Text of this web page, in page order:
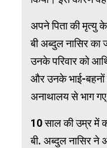
अपने पिता की मृत्यु
बी अब्दुल नासिर
उनके परिवार को
और उनके भाई-बहनों
अनाथालय से भाग
10 साल की उम्र में
बी. अब्दुल नासिर ने